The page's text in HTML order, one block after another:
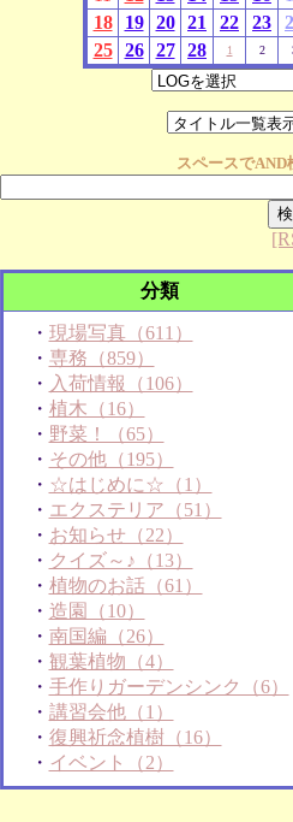
18
19 20 21 22 23
25
26 27 28 1 2
スペースでAND
分類
・ 現場写真（611）
・ 専務（859）
・ 入荷情報（106）
・ 植木（16）
・ 野菜！（65）
・ その他（195）
・ ☆はじめに☆（1）
・ エクステリア（51）
・ お知らせ（22）
・ クイズ～♪（13）
・ 植物のお話（61）
・ 造園（10）
・ 南国編（26）
・ 観葉植物（4）
・ 手作りガーデンシンク（6）
・ 講習会他（1）
・ 復興祈念植樹（16）
・ イベント（2）